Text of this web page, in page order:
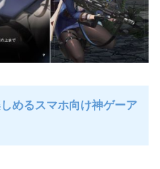
めるスマホ向け神ゲーア